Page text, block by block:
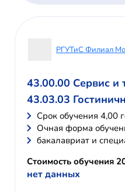
РГУТиС Филиал
43.00.00 Сервис и
43.03.03
Cрок обучения 4,00
Очная форма
бакалавриат и
Стоимость обучения
нет данных